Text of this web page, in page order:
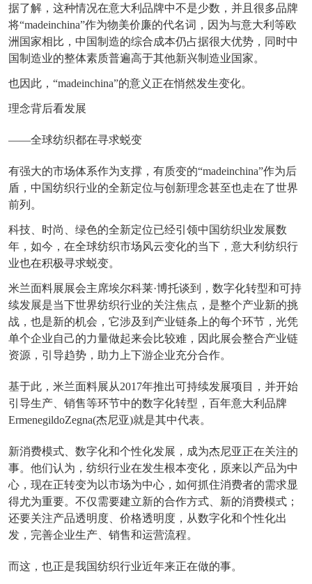
据了解，这种情况在意大利品牌中不是少数，并且很多品牌
将“madeinchina”作为物美价廉的代名词，因为与意大利等欧
洲国家相比，中国制造的综合成本仍占据很大优势，同时中
国制造业的整体素质普遍高于其他新兴制造业国家。
也因此，“madeinchina”的意义正在悄然发生变化。
理念背后看发展
——全球纺织都在寻求蜕变
有强大的市场体系作为支撑，有质变的“madeinchina”作为后
盾，中国纺织行业的全新定位与创新理念甚至也走在了世界
前列。
科技、时尚、绿色的全新定位已经引领中国纺织业发展数
年，如今，在全球纺织市场风云变化的当下，意大利纺织行
业也在积极寻求蜕变。
米兰面料展展会主席埃尔科莱·博托谈到，数字化转型和可持
续发展是当下世界纺织行业的关注焦点，是整个产业新的挑
战，也是新的机会，它涉及到产业链条上的每个环节，光凭
单个企业自己的力量做起来会比较难，因此展会整合产业链
资源，引导趋势，助力上下游企业充分合作。
基于此，米兰面料展从2017年推出可持续发展项目，并开始
引导生产、销售等环节中的数字化转型，百年意大利品牌
ErmenegildoZegna(杰尼亚)就是其中代表。
新消费模式、数字化和个性化发展，成为杰尼亚正在关注的
事。他们认为，纺织行业在发生根本变化，原来以产品为中
心，现在正转变为以市场为中心，如何抓住消费者的需求显
得尤为重要。不仅需要建立新的合作方式、新的消费模式；
还要关注产品透明度、价格透明度，从数字化和个性化出
发，完善企业生产、销售和运营流程。
而这，也正是我国纺织行业近年来正在做的事。